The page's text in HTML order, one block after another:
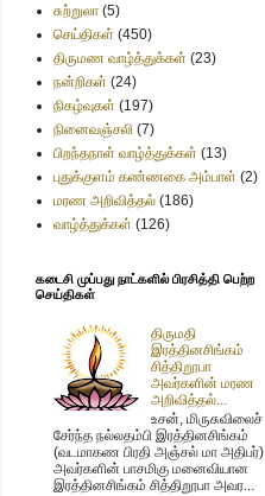
சுற்றுலா (5)
செய்திகள் (450)
திருமண வாழ்த்துக்கள் (23)
நன்றிகள் (24)
நிகழ்வுகள் (197)
நினைவஞ்சலி (7)
பிறந்தநாள் வாழ்த்துக்கள் (13)
புதுக்குளம் கண்ணகை அம்பாள் (2)
மரண அறிவித்தல் (186)
வாழ்த்துக்கள் (126)
கடைசி முப்பது நாட்களில் பிரசித்தி பெற்ற
செய்திகள்
திருமதி
இரத்தினசிங்கம்
சித்திறூபா
அவர்களின் மரண
அறிவித்தல்...
உசன், மிருசுவிலைச்
சேர்ந்த நல்லதம்பி இரத்தினசிங்கம்
(வடமாகண பிரதி அஞ்சல் மா அதிபர்)
அவர்களின் பாசமிகு மனைவியான
இரத்தினசிங்கம் சித்திறூபா அவர...